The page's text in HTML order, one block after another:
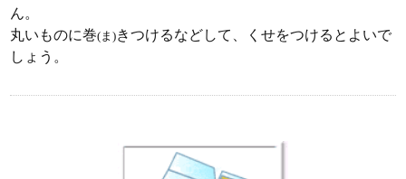
ん。
丸いものに巻(ま)きつけるなどして、くせをつけるとよいで
しょう。